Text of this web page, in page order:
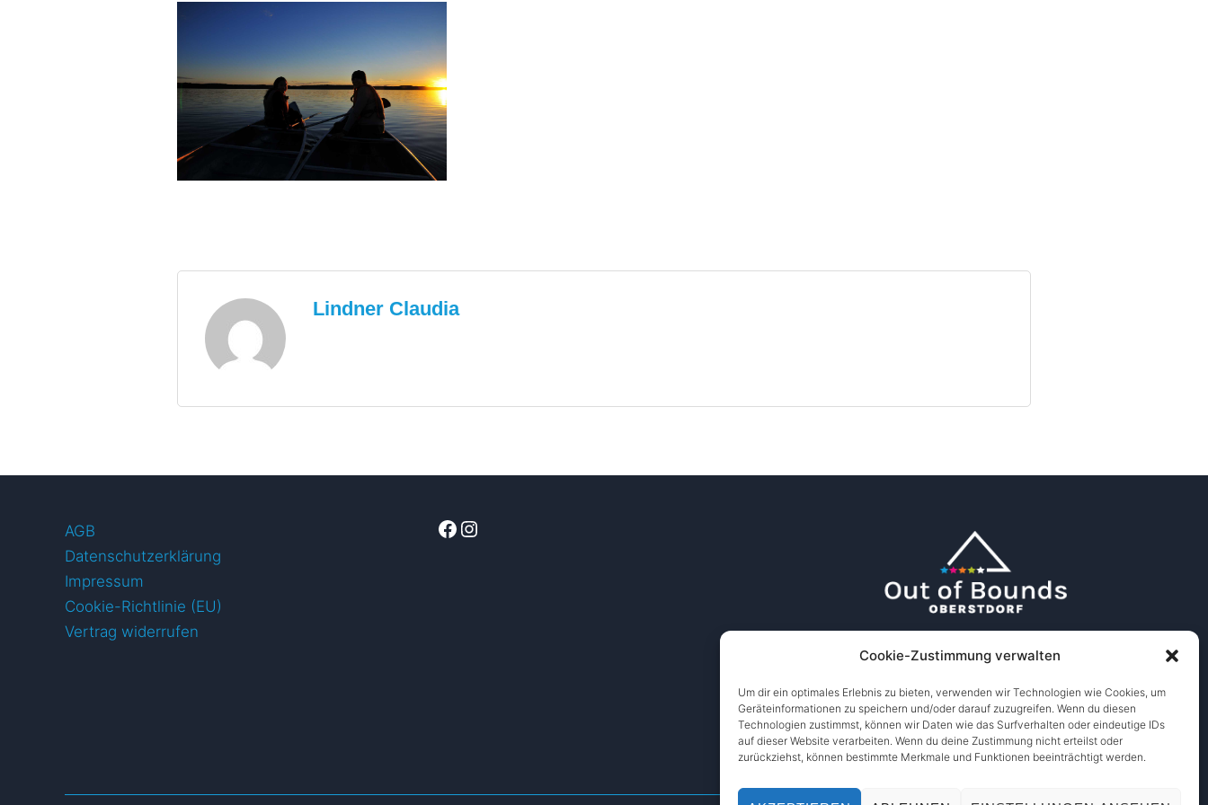
Cookie-Zustimmung verwalten
Um dir ein optimales Erlebnis zu bieten, verwenden wir Technologien wie Cookies, um
Geräteinformationen zu speichern und/oder darauf zuzugreifen. Wenn du diesen
Technologien zustimmst, können wir Daten wie das Surfverhalten oder eindeutige IDs
auf dieser Website verarbeiten. Wenn du deine Zustimmung nicht erteilst oder
zurückziehst, können bestimmte Merkmale und Funktionen beeinträchtigt werden.
Lindner Claudia
AGB
Datenschutzerklärung
Impressum
Cookie-Richtlinie (EU)
Vertrag widerrufen
Facebook
Instagram